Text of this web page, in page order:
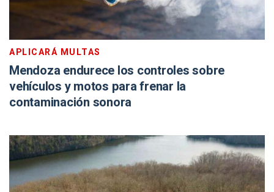
APLICARÁ MULTAS
Mendoza endurece los controles sobre
vehículos y motos para frenar la
contaminación sonora